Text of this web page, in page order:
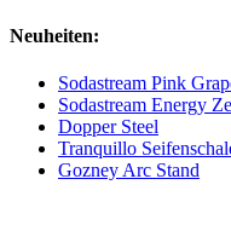
Neuheiten:
Sodastream Pink
Sodastream Energy
Dopper Steel
Tranquillo
Gozney Arc Stand